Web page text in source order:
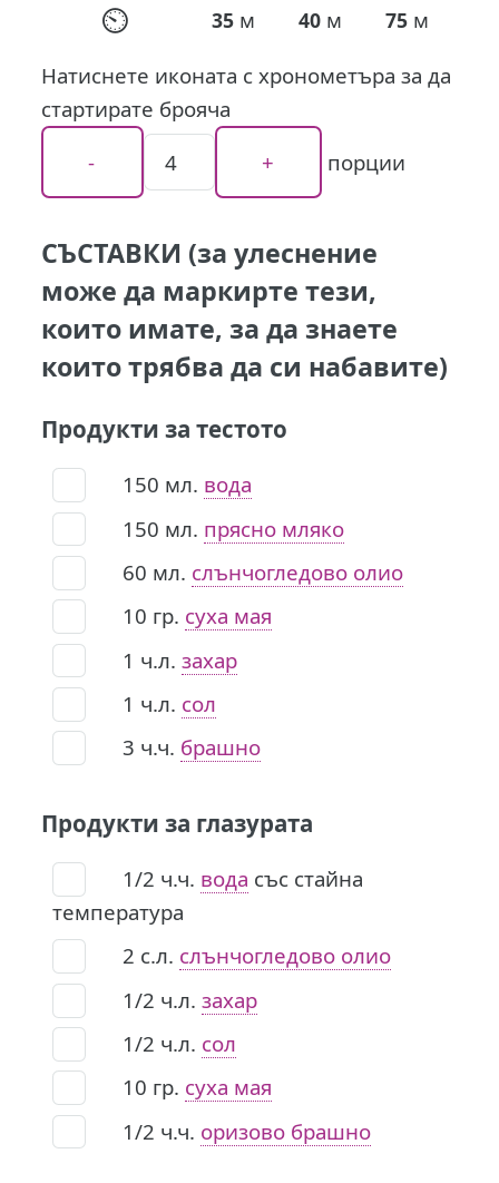
⏲ 35 м 40м 75м
Натиснете иконата с хронометъра за да
стартирате брояча
порции
СЪСТАВКИ (за улеснение
може да маркирте тези,
които имате, за да знаете
които трябва да си набавите)
Продукти за тестото
150 мл. вода
150 мл. прясно мляко
60 мл. слънчогледово олио
10 гр. суха мая
1 ч.л. захар
1 ч.л. сол
3 ч.ч. брашно
Продукти за глазурата
1/2 ч.ч. вода със стайна
температура
2 с.л. слън­чогледово олио
1/2 ч.л. захар
1/2 ч.л. сол
10 гр. суха мая
1/2 ч.ч. оризово брашно